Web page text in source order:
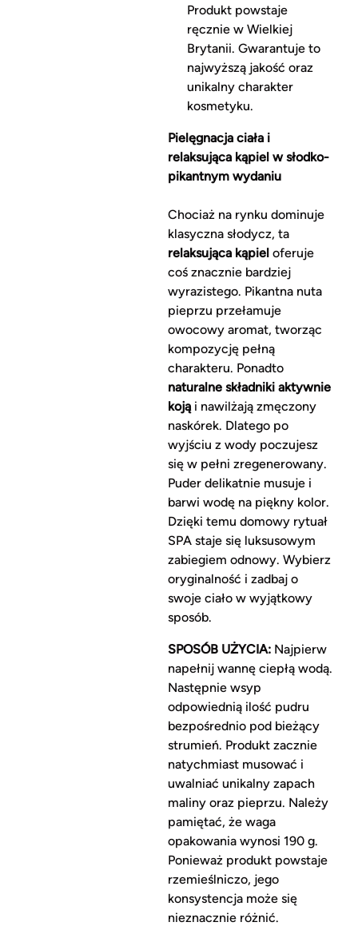
Produkt powstaje
ręcznie w Wielkiej
Brytanii. Gwarantuje to
najwyższą jakość oraz
unikalny charakter
kosmetyku.
Pielęgnacja ciała i
relaksująca kąpiel w słodko-
pikantnym wydaniu
Chociaż na rynku dominuje
klasyczna słodycz, ta
relaksująca kąpiel oferuje
coś znacznie bardziej
wyrazistego. Pikantna nuta
pieprzu przełamuje
owocowy aromat, tworząc
kompozycję pełną
charakteru. Ponadto
naturalne składniki aktywnie
kojąi nawilżają zmęczony
naskórek. Dlatego po
wyjściu z wody poczujesz
się w pełni zregenerowany.
Puder delikatnie musuje i
barwi wodę na piękny kolor.
Dzięki temu domowy rytuał
SPA staje się luksusowym
zabiegiem odnowy. Wybierz
oryginalność i zadbaj o
swoje ciało w wyjątkowy
sposób.
SPOSÓB UŻYCIA:Najpierw
napełnij wannę ciepłą wodą.
Następnie wsyp
odpowiednią ilość pudru
bezpośrednio pod bieżący
strumień. Produkt zacznie
natychmiast musować i
uwalniać unikalny zapach
maliny oraz pieprzu. Należy
pamiętać, że waga
opakowania wynosi 190 g.
Ponieważ produkt powstaje
rzemieślniczo, jego
konsystencja może się
nieznacznie różnić.